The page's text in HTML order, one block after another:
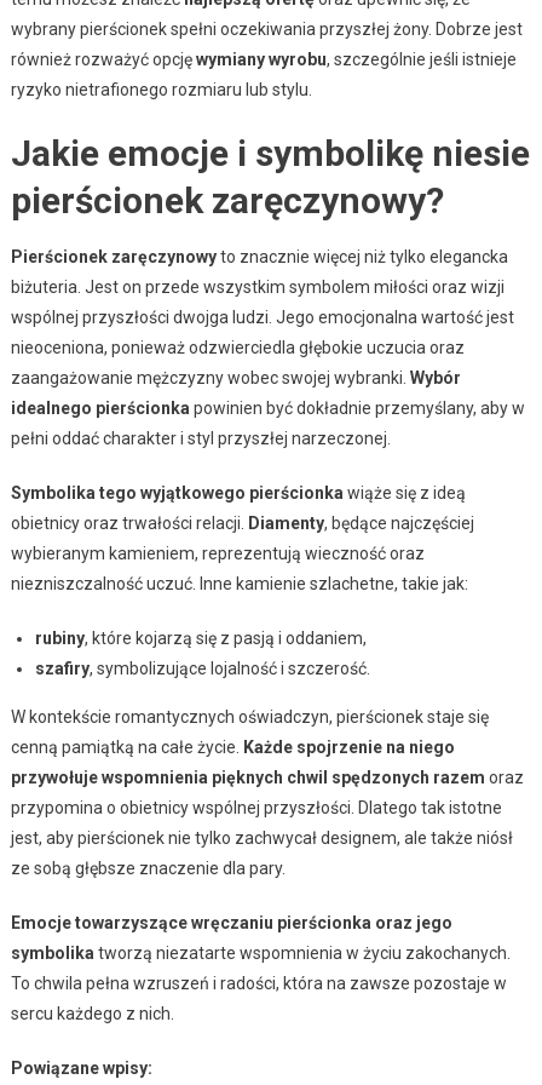
wybrany pierścionek spełni oczekiwania przyszłej żony. Dobrze jest
również rozważyć opcjęwymiany wyrobu, szczególnie jeśli istnieje
ryzyko nietrafionego rozmiaru lub stylu.
Jakie emocje i symbolikę niesie
pierścionek zaręczynowy?
Pierścionek zaręczynowyto znacznie więcej niż tylko elegancka
biżuteria. Jest on przede wszystkim symbolem miłości oraz wizji
wspólnej przyszłości dwojga ludzi. Jego emocjonalna wartość jest
nieoceniona, ponieważ odzwierciedla głębokie uczucia oraz
zaangażowanie mężczyzny wobec swojej wybranki. Wybór
idealnego pierścionka powinien być dokładnie przemyślany, aby w
pełni oddać charakter i styl przyszłej narzeczonej.
Symbolika tego wyjątkowego pierścionka wiąże się z ideą
obietnicy oraz trwałości relacji.
Diamenty, będące najczęściej
wybieranym kamieniem, reprezentują wieczność oraz
niezniszczalność uczuć. Inne kamienie szlachetne, takie jak:
rubiny, które kojarzą się z pasją i oddaniem,
szafiry, symbolizujące lojalność i szczerość.
W kontekście romantycznych oświadczyn, pierścionek staje się
cenną pamiątką na całe życie.
Każde spojrzenie na niego
przywołuje wspomnienia pięknych chwil spędzonych razem oraz
przypomina o obietnicy wspólnej przyszłości. Dlatego tak istotne
jest, aby pierścionek nie tylko zachwycał designem, ale także niósł
ze sobą głębsze znaczenie dla pary.
Emocje towarzyszące wręczaniu pierścionka oraz jego
symbolika tworzą niezatarte wspomnienia w życiu zakochanych.
To chwila pełna wzruszeń i radości, która na zawsze pozostaje w
sercu każdego z nich.
Powiązane wpisy: